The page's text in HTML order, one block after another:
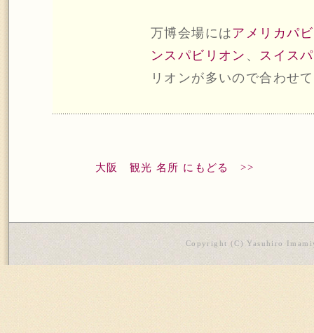
万博会場にはアメリカパ
ンスパビリオン 、 スイス
リオンが多いので合わせ
大阪 観光 名所 にもどる >>
Copyright (C) Yasuhiro